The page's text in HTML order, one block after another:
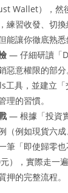
Wallet），然
練習收發、切
能讓你徹底熟悉
— 仔細研讀「
惡意權限的部
工具，並建立
理的習慣。
— 根據「投資
（例如現貨六
筆「即使歸零
元），實際走一
押的完整流程。